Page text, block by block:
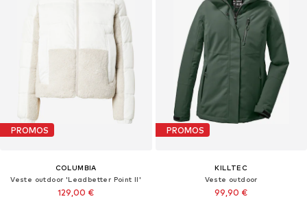
PROMOS
COLUMBIA
Veste outdoor 'Leadbetter Point II'
129,00 €
PROMOS
KILLTEC
Veste outdoor
99,90 €